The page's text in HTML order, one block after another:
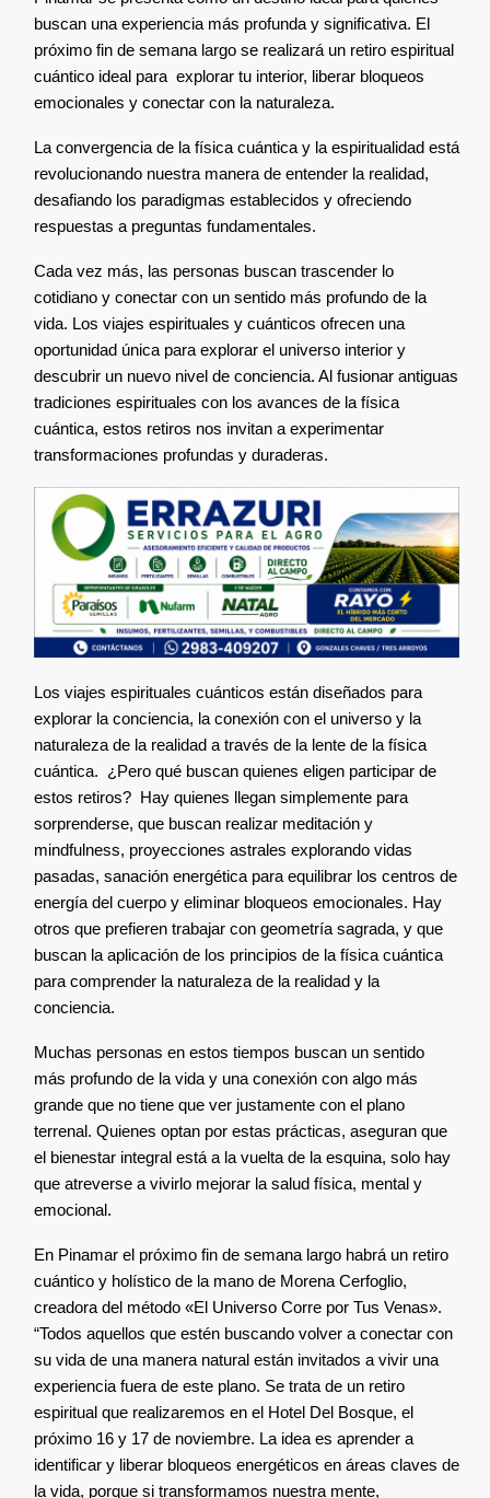
buscan una experiencia más profunda y significativa. El
próximo fin de semana largo se realizará un retiro espiritual
cuántico ideal para explorar tu interior, liberar bloqueos
emocionales y conectar con la naturaleza.
La convergencia de la física cuántica y la espiritualidad está
revolucionando nuestra manera de entender la realidad,
desafiando los paradigmas establecidos y ofreciendo
respuestas a preguntas fundamentales.
Cada vez más, las personas buscan trascender lo
cotidiano y conectar con un sentido más profundo de la
vida. Los viajes espirituales y cuánticos ofrecen una
oportunidad única para explorar el universo interior y
descubrir un nuevo nivel de conciencia. Al fusionar antiguas
tradiciones espirituales con los avances de la física
cuántica, estos retiros nos invitan a experimentar
transformaciones profundas y duraderas.
Los viajes espirituales cuánticos están diseñados para
explorar la conciencia, la conexión con el universo y la
naturaleza de la realidad a través de la lente de la física
cuántica. ¿Pero qué buscan quienes eligen participar de
estos retiros? Hay quienes llegan simplemente para
sorprenderse, que buscan realizar meditación y
mindfulness, proyecciones astrales explorando vidas
pasadas, sanación energética para equilibrar los centros de
energía del cuerpo y eliminar bloqueos emocionales. Hay
otros que prefieren trabajar con geometría sagrada, y que
buscan la aplicación de los principios de la física cuántica
para comprender la naturaleza de la realidad y la
conciencia.
Muchas personas en estos tiempos buscan un sentido
más profundo de la vida y una conexión con algo más
grande que no tiene que ver justamente con el plano
terrenal. Quienes optan por estas prácticas, aseguran que
el bienestar integral está a la vuelta de la esquina, solo hay
que atreverse a vivirlo mejorar la salud física, mental y
emocional.
En Pinamar el próximo fin de semana largo habrá un retiro
cuántico y holístico de la mano de Morena Cerfoglio,
creadora del método «El Universo Corre por Tus Venas».
“Todos aquellos que estén buscando volver a conectar con
su vida de una manera natural están invitados a vivir una
experiencia fuera de este plano. Se trata de un retiro
espiritual que realizaremos en el Hotel Del Bosque, el
próximo 16 y 17 de noviembre. La idea es aprender a
identificar y liberar bloqueos energéticos en áreas claves de
la vida, porque si transformamos nuestra mente,